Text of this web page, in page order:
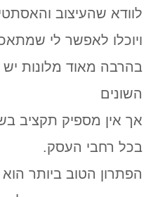
לוודא שהעיצוב
ויוכלו לאפשר לי
בהרבה מאוד מלונות
השונים
אך אין מספיק תקציב
בכל רחבי העסק.
הפתרון הטוב ביותר